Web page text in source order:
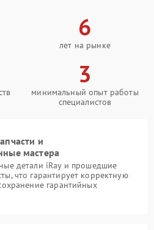
6
лет на рынке
3
минимальный опыт работы
специалистов
и
мастера
детали iRay и прошедшие
что гарантирует корректную
гарантийных